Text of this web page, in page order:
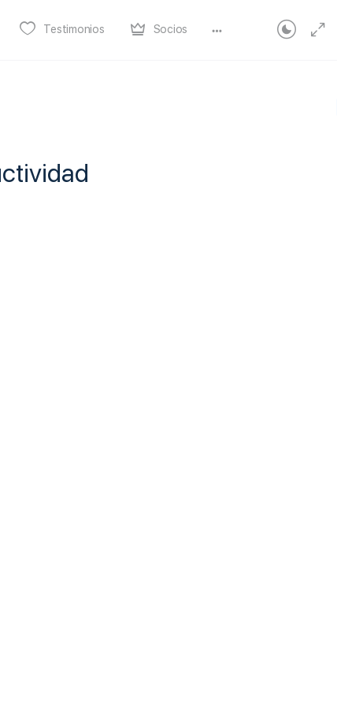
Testimonios Socios